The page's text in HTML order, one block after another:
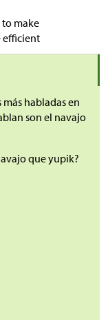
make
efficient
habladas en
son el navajo
que yupik?